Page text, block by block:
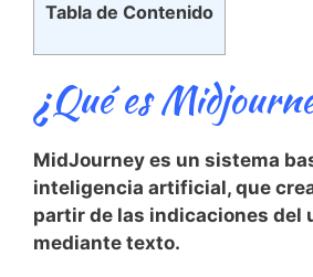
Tabla de Contenido
¿Qué es
MidJourney es un sistema
inteligencia artificial, que
partir de las indicaciones del
mediante texto.